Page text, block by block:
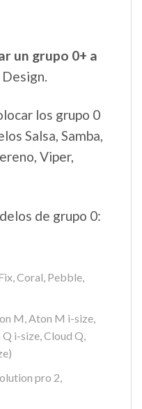
un grupo 0+ a
los grupo 0
Salsa, Samba,
Viper,
de grupo 0:
Coral, Pebble,
M, Aton M i-size,
i-size, Cloud Q,
pro 2,